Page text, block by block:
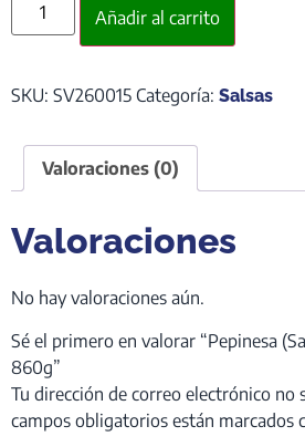
Añadir al carrito
SKU: SV260015 Categoría: Salsas
Valoraciones (0)
Valoraciones
No hay valoraciones aún.
Sé el primero en valorar “Pepinesa
860g”
Tu dirección de correo electrónico no
campos obligatorios están marcados